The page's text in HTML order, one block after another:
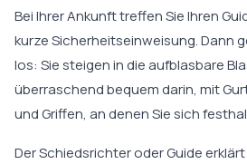
Bei Ihrer Ankunft treffen Sie Ihren
kurze Sicherheitseinweisung. Dann
los: Sie steigen in die aufblasbare
überraschend bequem darin, mit
und Griffen, an denen Sie sich
Der Schiedsrichter oder Guide